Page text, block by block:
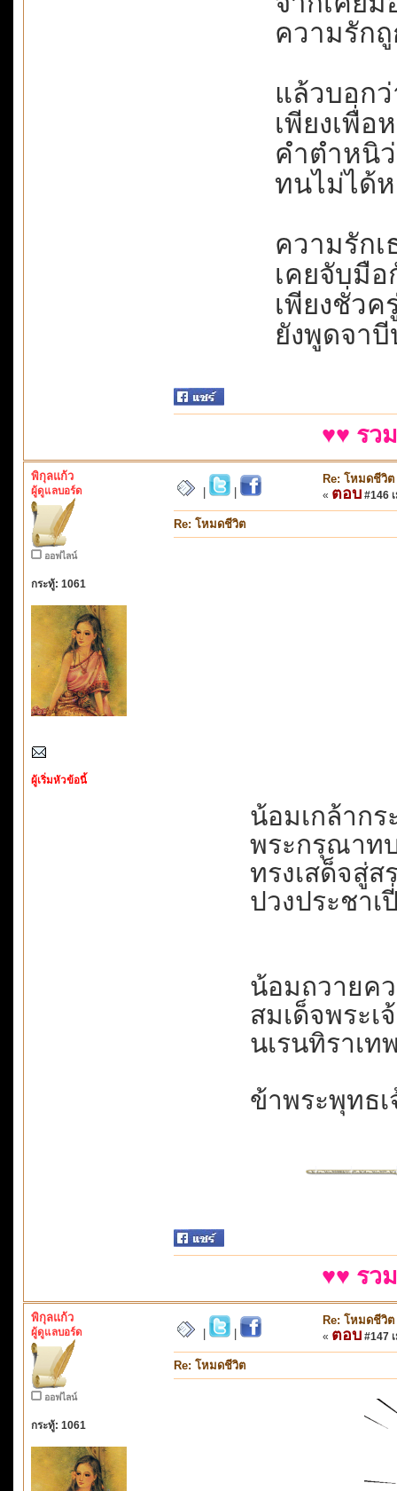
ความรัก
แล้วบอก
เพียงเพื่อ
คำตำหนิ
ทนไม่ได้
ความรักเ
เคยจับมื
เพียงชั่ว
ยังพูดจา
♥♥ รว
พิกุลแก้ว
ผู้ดูแลบอร์ด
ออฟไลน์
กระทู้: 1061
ผู้เริ่มหัวข้อนี้
Re: โหมดชีวิต
« ตอบ #146
Re: โหมดชีวิต
น้อมเกล้าก
พระกรุณาท
ทรงเสด็จสู่ส
ปวงประชา
น้อมถวายค
สมเด็จพระเ
นเรนทิราเ
ข้าพระพุทธ
♥♥ รว
พิกุลแก้ว
ผู้ดูแลบอร์ด
ออฟไลน์
กระทู้: 1061
Re: โหมดชีวิต
« ตอบ #147
Re: โหมดชีวิต